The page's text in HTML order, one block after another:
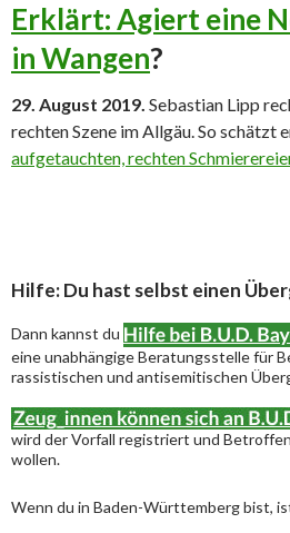
Erklärt: Agiert eine
in Wangen?
29. August 2019. Sebastian Lipp
rechten Szene im Allgäu. So schätzt
aufgetauchten, rechten
Hilfe: Du hast selbst einen
Dann kannst du
eine unabhängige Beratungsstelle für
rassistischen und antisemitischen
wird der Vorfall registriert und
wollen.
Wenn du in Baden-Württemberg bist,